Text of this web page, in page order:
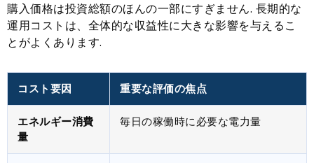
購入価格は投資総額のほんの一部にすぎません. 長期的な
運用コストは、全体的な収益性に大きな影響を与えるこ
とがよくあります.
コスト要因 重要な評価の焦点
エネルギー消費
量
毎日の稼働時に必要な電力量